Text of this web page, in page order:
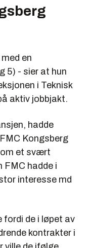
en
5) - sier at hun
i Teknisk
aktiv jobbjakt.
hadde
Kongsberg
et svært
FMC hadde i
interesse md
de i løpet av
kontrakter i